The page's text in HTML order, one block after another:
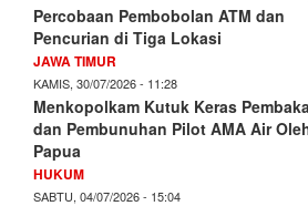
Percobaan Pembobolan ATM dan
Pencurian di Tiga Lokasi
JAWA TIMUR
KAMIS, 30/07/2026 - 11:28
Menkopolkam Kutuk Keras
dan Pembunuhan Pilot AMA Air
Papua
HUKUM
SABTU, 04/07/2026 - 15:04